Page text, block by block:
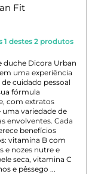
Fit
1 destes 2 produtos
duche Dicora Urban
uma experiência
cuidado pessoal
fórmula
com extratos
uma variedade de
envolventes. Cada
benefícios
vitamina B com
e nozes nutre e
seca, vitamina C
e pêssego ...